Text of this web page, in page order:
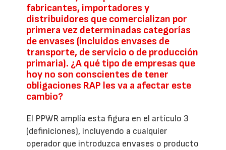
fabricantes, importadores y
distribuidores que comercializan por
primera vez determinadas categorías
de envases (incluidos envases de
transporte, de servicio o de producción
primaria). ¿A qué tipo de empresas que
hoy no son conscientes de tener
obligaciones RAP les va a afectar este
cambio?
El PPWR amplía esta figura en el artículo 3
(definiciones), incluyendo a cualquier
operador que introduzca envases o producto